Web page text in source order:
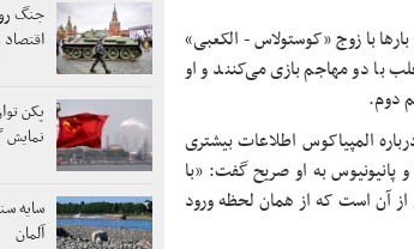
با زوج «کوستولاس - الکعبی»
با دو مهاجم بازی می‌کنند و او
دوم.
المپیاکوس اطلاعات بیشتری
پانیونیوس به او صریح گفت: «با
آن است که از همان لحظه ورود
جنگ
پکن
سایه
آلمان